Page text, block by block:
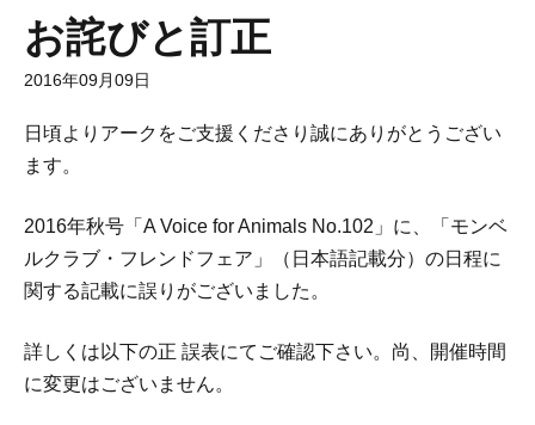
お詫びと訂正
2016年09月09日
日頃よりアークをご支援くださり誠にありがとうござい
ます。
2016年秋号「A Voice for Animals No.102」に、「モンベ
ルクラブ・フレンドフェア」（日本語記載分）の日程に
関する記載に誤りがございました。
詳しくは以下の正 誤表にてご確認下さい。尚、開催時間
に変更はございません。